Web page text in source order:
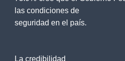
las condiciones de
seguridad en el país.
La credibilidad